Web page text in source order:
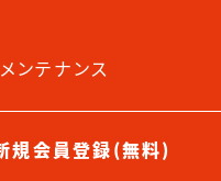
メンテナンス
規会員登録(無料)